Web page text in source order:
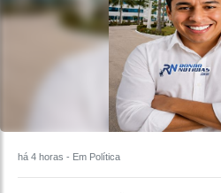
há 4 horas - Em Política